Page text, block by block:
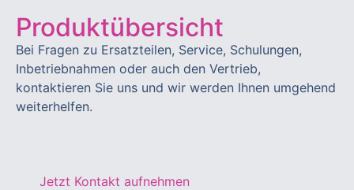
Produktübersicht
Bei Fragen zu Ersatzteilen, Service, Schulungen,
Inbetriebnahmen oder auch den Vertrieb,
kontaktieren Sie uns und wir werden Ihnen umgehend
weiterhelfen.
Jetzt Kontakt aufnehmen